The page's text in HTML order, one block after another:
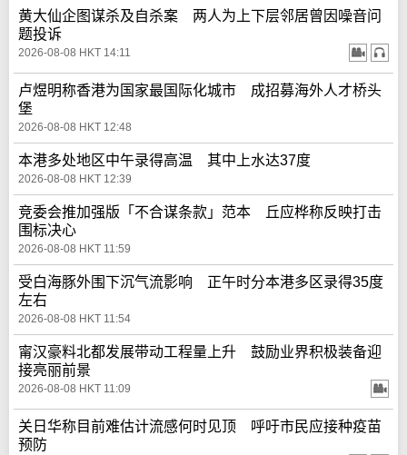
黄大仙企图谋杀及自杀案 两人为上下层邻居曾因噪音问
题投诉
2026-08-08 HKT 14:11
卢煜明称香港为国家最国际化城市 成招募海外人才桥头
堡
2026-08-08 HKT 12:48
本港多处地区中午录得高温 其中上水达37度
2026-08-08 HKT 12:39
竞委会推加强版「不合谋条款」范本 丘应桦称反映打击
围标决心
2026-08-08 HKT 11:59
受白海豚外围下沉气流影响 正午时分本港多区录得35度
左右
2026-08-08 HKT 11:54
甯汉豪料北都发展带动工程量上升 鼓励业界积极装备迎
接亮丽前景
2026-08-08 HKT 11:09
关日华称目前难估计流感何时见顶 呼吁市民应接种疫苗
预防